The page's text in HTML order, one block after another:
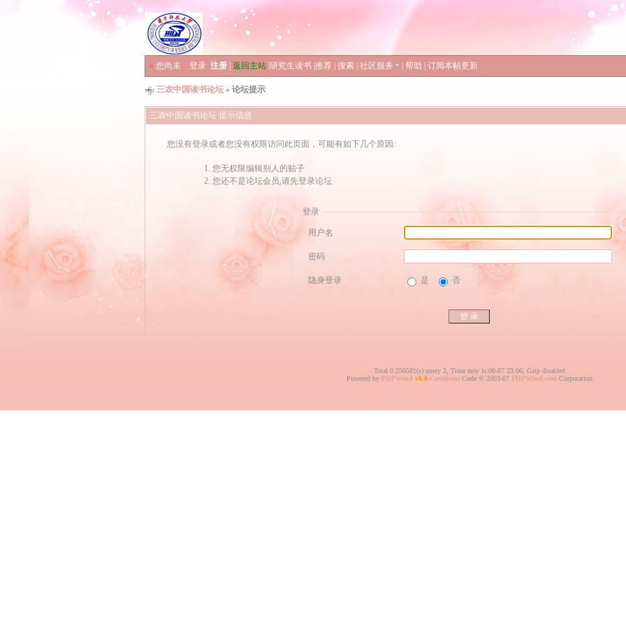
» 您尚未 登录 注册 返回主站 研究生读书 推荐 搜索 社区服务 帮助 订阅本帖更新
三农中国读书论坛 » 论坛提示
三农中国读书论坛 提示信息
您没有登录或者您没有权限访问此页面，可能有如下几个原因:
您无权限编辑别人的贴子
您还不是论坛会员,请先登录论坛
登录
用户名
密码
隐身登录 是 否
Total 0.250581(s) query 2, Time now is:08-07 23:06, Gzip disabled
Powered by PHPWind v6.0 Certificate Code © 2003-07 PHPWind.com Corporation